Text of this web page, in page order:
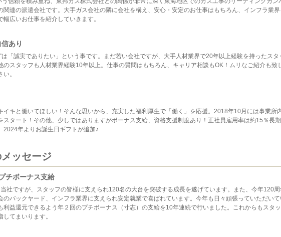
関連の派遣会社です。大手ガス会社の隣に会社を構え、安心・安定のお仕事はもちろん、インフラ業
広いお仕事を紹介していきます。
あり
は「誠実でありたい」という事です。まだ若い会社ですが、大手人材業界で20年以上経験を持ったスタ
のスタッフも人材業界経験10年以上。仕事の質問はもちろん、キャリア相談もOK！ムリなご紹介も致
。
イキと働いてほしい！そんな思いから、充実した福利厚生で「働く」を応援。2018年10月には事業所
スタート！その他、少しではありますがボーナス支給、資格支援制度あり！正社員雇用率は約15％長
2024年よりお誕生日ギフトが追加♪
ッセージ
チボーナス支給
社ですが、スタッフの皆様に支えられ120名の大台を突破する成長を遂げています。また、今年120
のバックヤード、インフラ業界に支えられ安定就業で喜ばれています。今年も日々頑張っていただい
利益還元できるよう年２回のプチボーナス（寸志）の支給を10年連続で行いました。これからもスタ
てまいります。